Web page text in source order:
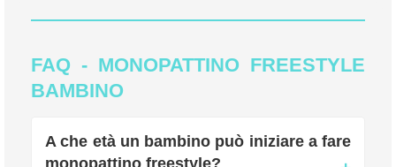
FAQ - MONOPATTINO FREESTYLE
BAMBINO
A che età un bambino può iniziare a fare
monopattino freestyle?